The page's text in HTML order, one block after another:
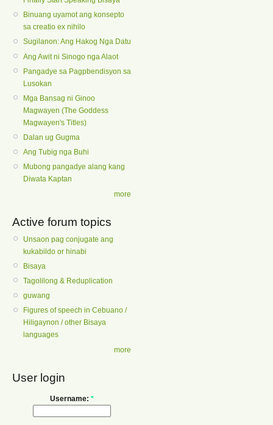
Binuang uyamot ang konsepto
sa creatio ex nihilo
Sugilanon: Ang Hakog Nga Datu
Ang Awit ni Sinogo nga Alaot
Pangadye sa Pagpbendisyon sa
Lusokan
Mga Bansag ni Ginoo
Magwayen (The Goddess
Magwayen's Titles)
Dalan ug Gugma
Ang Tubig nga Buhi
Mubong pangadye alang kang
Diwata Kaptan
more
Active forum topics
Unsaon pag conjugate ang
kukabildo or hinabi
Bisaya
Tagolilong & Reduplication
guwang
Figures of speech in Cebuano /
Hiligaynon / other Bisaya
languages
more
User login
Username: *